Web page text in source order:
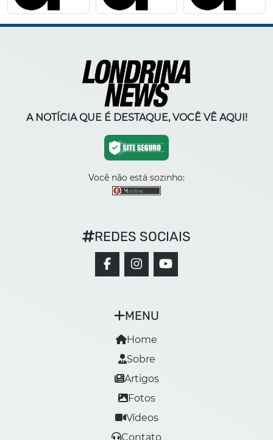
A NOTÍCIA QUE É DESTAQUE, VOCÊ VÊ AQUI!
Você não está sozinho:
MENU
Home
Sobre
Artigos
Fotos
Vídeos
Contato
REDES SOCIAIS